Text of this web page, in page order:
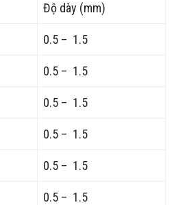
Độ dày (mm)
0.5 – 1.5
0.5 – 1.5
0.5 – 1.5
0.5 – 1.5
0.5 – 1.5
0.5 – 1.5